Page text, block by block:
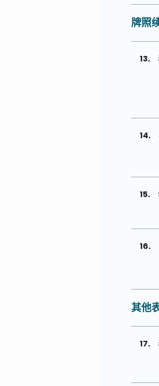
牌照
13.
14.
15.
16.
其他
17.